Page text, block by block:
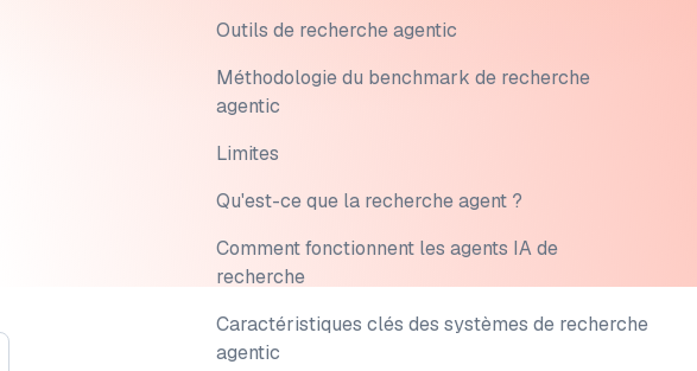
Outils de recherche agentic
Méthodologie du benchmark de recherche
agentic
Limites
Qu'est-ce que la recherche agent ?
Comment fonctionnent les agents IA de
recherche
Caractéristiques clés des systèmes de recherche
agentic